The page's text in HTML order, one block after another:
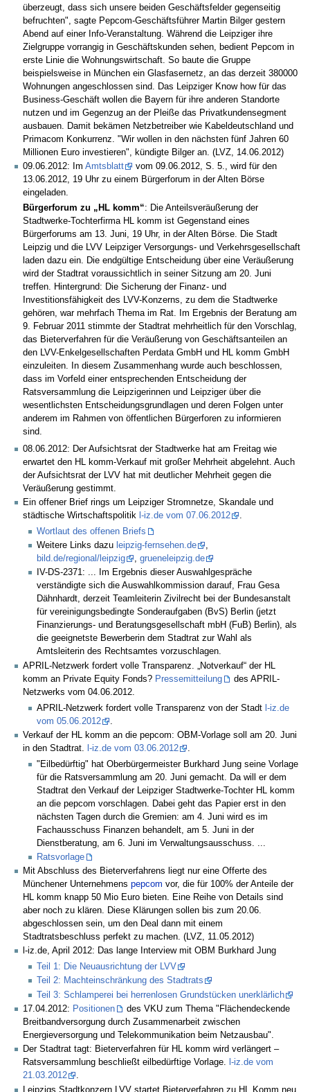
überzeugt, dass sich unsere beiden Geschäftsfelder gegenseitig
befruchten", sagte Pepcom-Geschäftsführer Martin Bilger gestern
Abend auf einer Info-Veranstaltung. Während die Leipziger ihre
Zielgruppe vorrangig in Geschäftskunden sehen, bedient Pepcom in
erste Linie die Wohnungswirtschaft. So baute die Gruppe
beispielsweise in München ein Glasfasernetz, an das derzeit 380000
Wohnungen angeschlossen sind. Das Leipziger Know how für das
Business-Geschäft wollen die Bayern für ihre anderen Standorte
nutzen und im Gegenzug an der Pleiße das Privatkundensegment
ausbauen. Damit bekämen Netzbetreiber wie Kabeldeutschland und
Primacom Konkurrenz. "Wir wollen in den nächsten fünf Jahren 60
Millionen Euro investieren", kündigte Bilger an. (LVZ, 14.06.2012)
09.06.2012: Im Amtsblatt
vom 09.06.2012, S. 5., wird für den
13.06.2012, 19 Uhr zu einem Bürgerforum in der Alten Börse
eingeladen.
Bürgerforum zu „HL komm“: Die Anteilsveräußerung der
Stadtwerke-Tochterfirma HL komm ist Gegenstand eines
Bürgerforums am 13. Juni, 19 Uhr, in der Alten Börse. Die Stadt
Leipzig und die LVV Leipziger Versorgungs- und Verkehrsgesellschaft
laden dazu ein. Die endgültige Entscheidung über eine Veräußerung
wird der Stadtrat voraussichtlich in seiner Sitzung am 20. Juni
treffen. Hintergrund: Die Sicherung der Finanz- und
Investitionsfähigkeit des LVV-Konzerns, zu dem die Stadtwerke
gehören, war mehrfach Thema im Rat. Im Ergebnis der Beratung am
9. Februar 2011 stimmte der Stadtrat mehrheitlich für den Vorschlag,
das Bieterverfahren für die Veräußerung von Geschäftsanteilen an
den LVV-Enkelgesellschaften Perdata GmbH und HL komm GmbH
einzuleiten. In diesem Zusammenhang wurde auch beschlossen,
dass im Vorfeld einer entsprechenden Entscheidung der
Ratsversammlung die Leipzigerinnen und Leipziger über die
wesentlichsten Entscheidungsgrundlagen und deren Folgen unter
anderem im Rahmen von öffentlichen Bürgerforen zu informieren
sind.
08.06.2012: Der Aufsichtsrat der Stadtwerke hat am Freitag wie
erwartet den HL komm-Verkauf mit großer Mehrheit abgelehnt. Auch
der Aufsichtsrat der LVV hat mit deutlicher Mehrheit gegen die
Veräußerung gestimmt.
Ein offener Brief rings um Leipziger Stromnetze, Skandale und
städtische Wirtschaftspolitik l-iz.de vom 07.06.2012
.
Wortlaut des offenen Briefs
Weitere Links dazu leipzig-fernsehen.de
,
bild.de/regional/leipzig
,grueneleipzig.de
IV-DS-2371: ... Im Ergebnis dieser Auswahlgespräche
verständigte sich die Auswahlkommission darauf, Frau Gesa
Dähnhardt, derzeit Teamleiterin Zivilrecht bei der Bundesanstalt
für vereinigungsbedingte Sonderaufgaben (BvS) Berlin (jetzt
Finanzierungs- und Beratungsgesellschaft mbH (FuB) Berlin), als
die geeignetste Bewerberin dem Stadtrat zur Wahl als
Amtsleiterin des Rechtsamtes vorzuschlagen.
APRIL-Netzwerk fordert volle Transparenz. „Notverkauf“ der HL
komm an Private Equity Fonds? Pressemitteilung
des APRIL-
Netzwerks vom 04.06.2012.
APRIL-Netzwerk fordert volle Transparenz von der Stadt l-iz.de
vom 05.06.2012
Verkauf der HL komm an die pepcom: OBM-Vorlage soll am 20. Juni
in den Stadtrat. l-iz.de vom 03.06.2012
.
"Eilbedürftig" hat Oberbürgermeister Burkhard Jung seine Vorlage
für die Ratsversammlung am 20. Juni gemacht. Da will er dem
Stadtrat den Verkauf der Leipziger Stadtwerke-Tochter HL komm
an die pepcom vorschlagen. Dabei geht das Papier erst in den
nächsten Tagen durch die Gremien: am 4. Juni wird es im
Fachausschuss Finanzen behandelt, am 5. Juni in der
Dienstberatung, am 6. Juni im Verwaltungsausschuss. ...
Ratsvorlage
Mit Abschluss des Bieterverfahrens liegt nur eine Offerte des
Münchener Unternehmens pepcom vor, die für 100% der Anteile der
HL komm knapp 50 Mio Euro bieten. Eine Reihe von Details sind
aber noch zu klären. Diese Klärungen sollen bis zum 20.06.
abgeschlossen sein, um den Deal dann mit einem
Stadtratsbeschluss perfekt zu machen. (LVZ, 11.05.2012)
l-iz.de, April 2012: Das lange Interview mit OBM Burkhard Jung
Teil 1: Die Neuausrichtung der LVV
Teil 2: Machteinschränkung des Stadtrats
Teil 3: Schlamperei bei herrenlosen Grundstücken unerklärlich
17.04.2012: Positionen
des VKU zum Thema "Flächendeckende
Breitbandversorgung durch Zusammenarbeit zwischen
Energieversorgung und Telekommunikation beim Netzausbau".
Der Stadtrat tagt: Bieterverfahren für HL komm wird verlängert –
Ratsversammlung beschließt eilbedürftige Vorlage. l-iz.de vom
21.03.2012
.
Leipzigs Stadtkonzern LVV startet Bieterverfahren zu HL Komm neu